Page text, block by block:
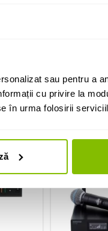
sau pentru a
cu privire la
în urma folosirii